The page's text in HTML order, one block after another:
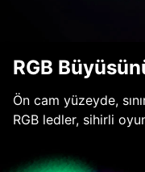
RGB
Ön cam yüzeyde,
RGB ledler, sihirli